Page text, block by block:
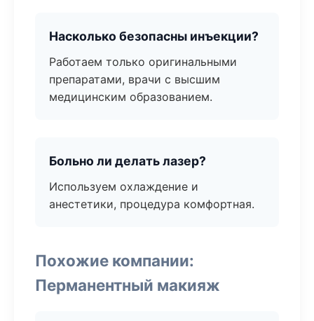
Насколько безопасны инъекции?
Работаем только оригинальными
препаратами, врачи с высшим
медицинским образованием.
Больно ли делать лазер?
Используем охлаждение и
анестетики, процедура комфортная.
Похожие компании:
Перманентный макияж